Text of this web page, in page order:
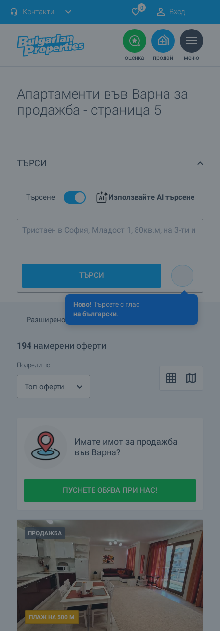
Контакти 0 Вход
оценка продай меню
Апартаменти във Варна за
продажба - страница 5
ТЪРСИ
Търсене Използвайте AI търсене
Ново! Търсете с глас
на български.
Тристаен в София, Младост 1, 80кв.м, на 3-ти
ТЪРСИ
Разширено търсене
194 намерени оферти
Подреди по
Топ оферти
Имате имот за продажба
във Варна?
ПУСНЕТЕ ОБЯВА ПРИ НАС!
ПРОДАЖБА
ПЛАЖ НА 500 М